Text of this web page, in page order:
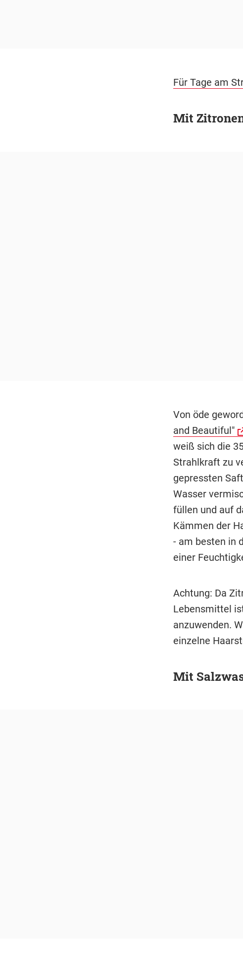
Für Tage am
Mit
Von öde
and Beautiful"
weiß sich die
Strahlkraft zu
gepressten
Wasser
füllen und auf
Kämmen der
- am besten in
einer
Achtung: Da
Lebensmittel
anzuwenden.
einzelne
Mit